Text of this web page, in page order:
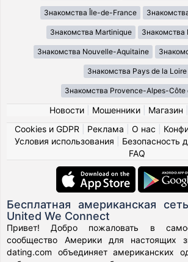
Знакомства Île-de-France
Знакомства Martinique Знакомства
Знакомства Nouvelle-Aquitaine
Знакомства Pays de la Loire
Знакомства Provence-Alpes-Côte
Новости| Мошенники| Магазин
Cookies и GDPR
Реклама О нас
Условия использования
Безопасность
FAQ
Бесплатная американская
United We Connect
Привет! Добро пожаловать в
сообщество Америки для настоящих
dating.com объединяет американских